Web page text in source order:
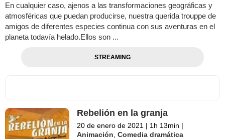
En cualquier caso, ajenos a las transformaciones geográficas y
atmosféricas que puedan producirse, nuestra querida trouppe de
amigos de diferentes especies continua con sus aventuras en el
planeta todavía helado.Ellos son ...
STREAMING
Rebelión en la granja
20 de enero de 2021 | 1h 13min |
Animación ,Comedia dramática